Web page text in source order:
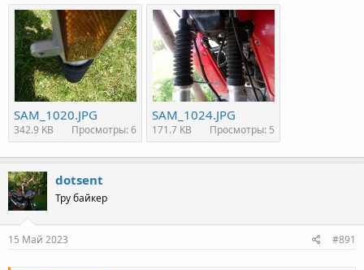
SAM_1020.JPG
342.9 KB Просмотры: 6
SAM_1024.JPG
171.7 KB Просмотры: 5
dotsent
Тру байкер
15 Май 2023 #891